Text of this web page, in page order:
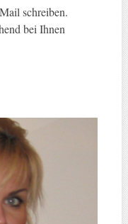
schreiben.
bei Ihnen